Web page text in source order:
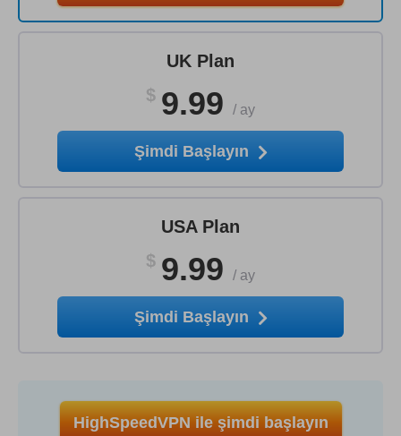
UK Plan
$ 9.99 / ay
Şimdi Başlayın
USA Plan
$ 9.99 / ay
Şimdi Başlayın
HighSpeedVPN ile şimdi başlayın